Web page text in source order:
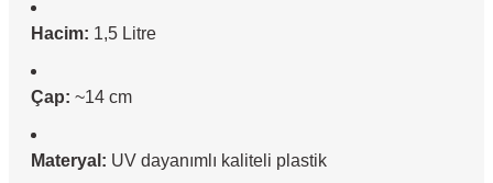
Hacim: 1,5 Litre
Çap: ~14 cm
Materyal: UV dayanımlı kaliteli plastik